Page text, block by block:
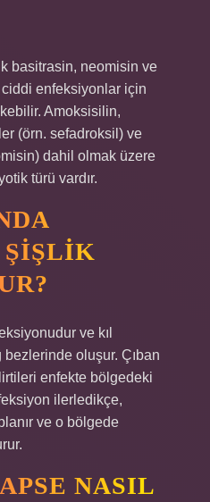
basitrasin, neomisin ve
enfeksiyonlar için
Amoksisilin,
(örn. sefadroksil) ve
dahil olmak üzere
türü vardır.
ve kıl
oluşur. Çıban
enfekte bölgedeki
ilerledikçe,
ve o bölgede
NASIL